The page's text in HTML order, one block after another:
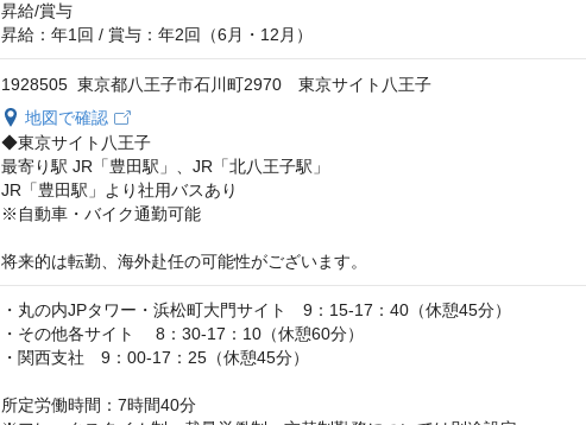
昇給/賞与
昇給：年1回 / 賞与：年2回（6月・12月）
1928505 東京都八王子市石川町2970 東京サイト八王子
地図で確認
◆東京サイト八王子
最寄り駅 JR「豊田駅」、JR「北八王子駅」
JR「豊田駅」より社用バスあり
※自動車・バイク通勤可能
将来的は転勤、海外赴任の可能性がございます。
・丸の内JPタワー・浜松町大門サイト　9：15-17：40（休憩45分）
・その他各サイト 　8：30-17：10（休憩60分）
・関西支社　9：00-17：25（休憩45分）
所定労働時間：7時間40分